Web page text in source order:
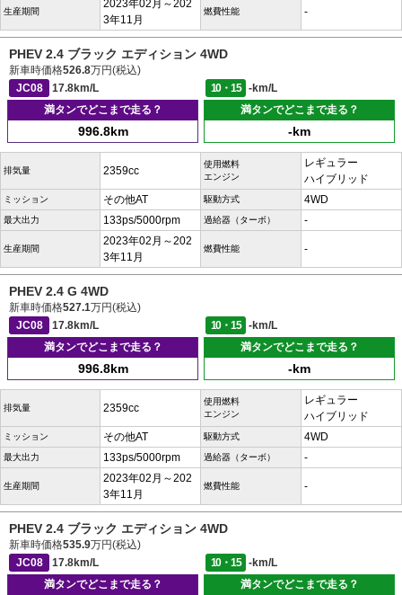
生産期間
2023年02月～202
3年11月
燃費性能 -
PHEV 2.4 ブラック エディション 4WD
新車時価格526.8万円(税込)
JC08
17.8km/L 10・15
-km/L
満タンでどこまで走る？
996.8km
満タンでどこまで走る？
-km
排気量 2359cc
使用燃料
エンジン
レギュラー
ハイブリッド
ミッション その他AT 駆動方式 4WD
最大出力 133ps/5000rpm 過給器（ターボ） -
生産期間
2023年02月～202
3年11月
燃費性能 -
PHEV 2.4 G 4WD
新車時価格527.1万円(税込)
JC08
17.8km/L 10・15
-km/L
満タンでどこまで走る？
996.8km
満タンでどこまで走る？
-km
排気量 2359cc
使用燃料
エンジン
レギュラー
ハイブリッド
ミッション その他AT 駆動方式 4WD
最大出力 133ps/5000rpm 過給器（ターボ） -
生産期間
2023年02月～202
3年11月
燃費性能 -
PHEV 2.4 ブラック エディション 4WD
新車時価格535.9万円(税込)
JC08
17.8km/L 10・15
-km/L
満タンでどこまで走る？
満タンでどこまで走る？